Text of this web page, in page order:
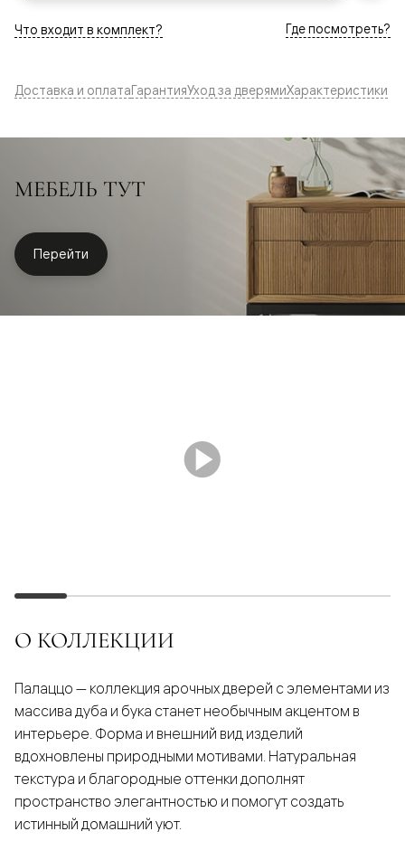
Что входит в комплект? Где посмотреть?
Доставка и оплатаГарантияУход за дверямиХарактеристики
МЕБЕЛЬ ТУТ
Перейти
О КОЛЛЕКЦИИ
Палаццо — коллекция арочных дверей с элементами из
массива дуба и бука станет необычным акцентом в
интерьере. Форма и внешний вид изделий
вдохновлены природными мотивами. Натуральная
текстура и благородные оттенки дополнят
пространство элегантностью и помогут создать
истинный домашний уют.